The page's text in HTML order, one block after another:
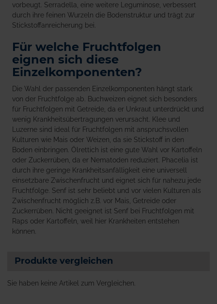
vorbeugt. Serradella, eine weitere Leguminose, verbessert
durch ihre feinen Wurzeln die Bodenstruktur und trägt zur
Stickstoffanreicherung bei.
Für welche Fruchtfolgen
eignen sich diese
Einzelkomponenten?
Die Wahl der passenden Einzelkomponenten hängt stark
von der Fruchtfolge ab. Buchweizen eignet sich besonders
für Fruchtfolgen mit Getreide, da er Unkraut unterdrückt und
wenig Krankheitsübertragungen verursacht. Klee und
Luzerne sind ideal für Fruchtfolgen mit anspruchsvollen
Kulturen wie Mais oder Weizen, da sie Stickstoff in den
Boden einbringen. Ölrettich ist eine gute Wahl vor Kartoffeln
oder Zuckerrüben, da er Nematoden reduziert. Phacelia ist
durch ihre geringe Krankheitsanfälligkeit eine universell
einsetzbare Zwischenfrucht und eignet sich für nahezu jede
Fruchtfolge. Senf ist sehr beliebt und vor vielen Kulturen als
Zwischenfrucht möglich z.B. vor Mais, Getreide oder
Zuckerrüben. Nicht geeignet ist Senf bei Fruchtfolgen mit
Raps oder Kartoffeln, weil hier Krankheiten entstehen
können.
Produkte vergleichen
Sie haben keine Artikel zum Vergleichen.